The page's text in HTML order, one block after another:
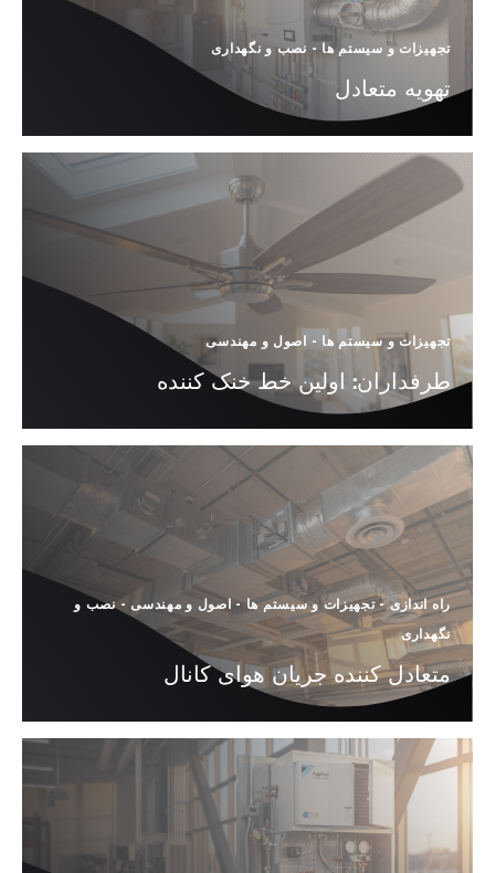
تجهیزات و سیستم ها - نصب و نگهداری
تهویه متعادل
تجهیزات و سیستم ها - اصول و مهندسی
طرفداران: اولین خط خنک کننده
راه اندازی-تجهیزات و سیستم ها- اصول و مهندسی-نصب و
نگهداری
متعادل کننده جریان هوای کانال